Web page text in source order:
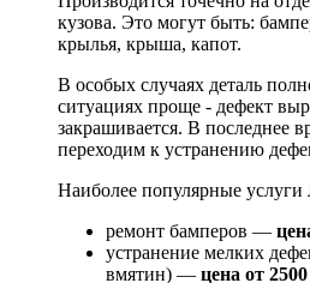
кузова. Это могут быть:
крылья, крыша, капот.
В особых случаях деталь
ситуациях проще - дефект
закрашивается. В последнее
переходим к устранению
Наиболее популярные услуги
ремонт бамперов —
устранение мелких
вмятин) — цена от